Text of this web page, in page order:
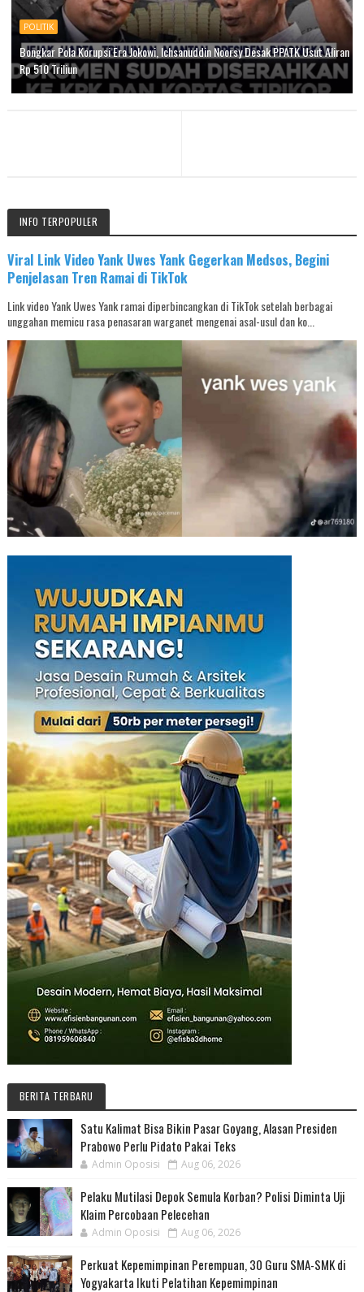
POLITIK
Bongkar Pola Korupsi Era Jokowi, Ichsanuddin Noorsy Desak PPATK Usut Aliran
Rp 510 Triliun
INFO TERPOPULER
Viral Link Video Yank Uwes Yank Gegerkan Medsos, Begini
Penjelasan Tren Ramai di TikTok
Link video Yank Uwes Yank ramai diperbincangkan di TikTok setelah berbagai
unggahan memicu rasa penasaran warganet mengenai asal-usul dan ko...
BERITA TERBARU
Satu Kalimat Bisa Bikin Pasar Goyang, Alasan Presiden
Prabowo Perlu Pidato Pakai Teks
Admin Oposisi Aug 06, 2026
Pelaku Mutilasi Depok Semula Korban? Polisi Diminta Uji
Klaim Percobaan Pelecehan
Admin Oposisi Aug 06, 2026
Perkuat Kepemimpinan Perempuan, 30 Guru SMA-SMK di
Yogyakarta Ikuti Pelatihan Kepemimpinan